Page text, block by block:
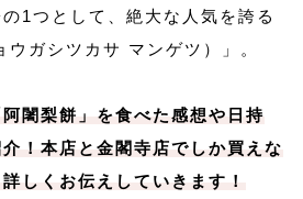
1つとして、絶大な人気を誇る
ウガシツカサ マンゲツ）」。
闍梨餅」を食べた感想や日持
！本店と金閣寺店でしか買えな
しくお伝えしていきます！